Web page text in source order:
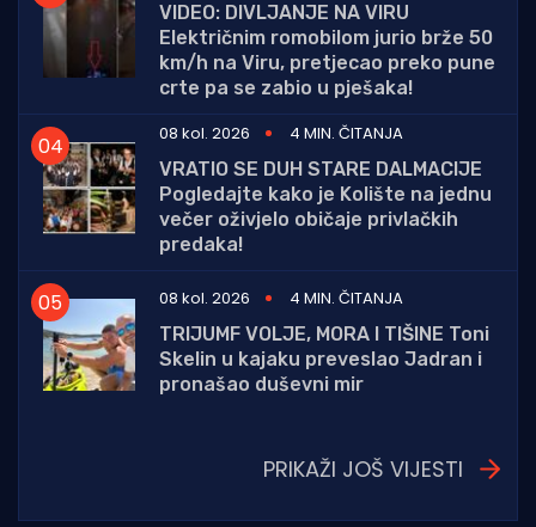
VIDEO: DIVLJANJE NA VIRU
Električnim romobilom jurio brže 50
km/h na Viru, pretjecao preko pune
crte pa se zabio u pješaka!
08 kol. 2026
4 MIN. ČITANJA
VRATIO SE DUH STARE DALMACIJE
Pogledajte kako je Kolište na jednu
večer oživjelo običaje privlačkih
predaka!
08 kol. 2026
4 MIN. ČITANJA
TRIJUMF VOLJE, MORA I TIŠINE Toni
Skelin u kajaku preveslao Jadran i
pronašao duševni mir
PRIKAŽI JOŠ VIJESTI